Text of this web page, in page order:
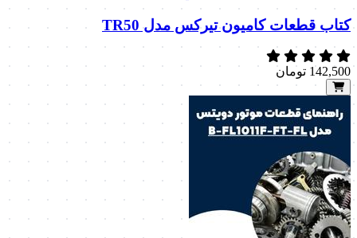
کتاب قطعات کامیون تیرکس مدل TR50
142,500 تومان